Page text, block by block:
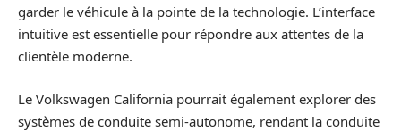
garder le véhicule à la pointe de la technologie. L’interface
intuitive est essentielle pour répondre aux attentes de la
clientèle moderne.
Le Volkswagen California pourrait également explorer des
systèmes de conduite semi-autonome, rendant la conduite